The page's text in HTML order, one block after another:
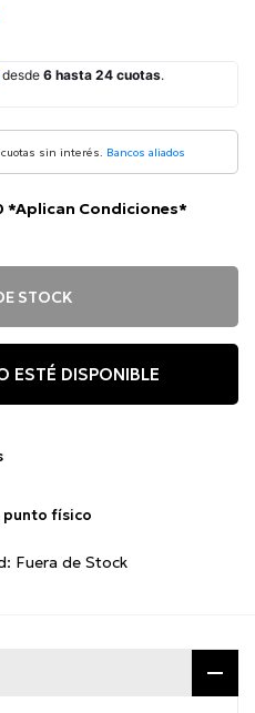
cuotas sin interés. Bancos aliados
*Aplican Condiciones*
STOCK
ESTÉ DISPONIBLE
punto físico
Fuera de Stock